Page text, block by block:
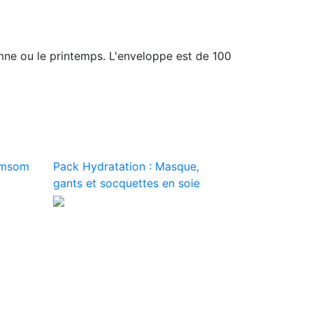
ou le printemps. L'enveloppe est de 100
Pack Hydratation : Masque,
gants et socquettes en soie